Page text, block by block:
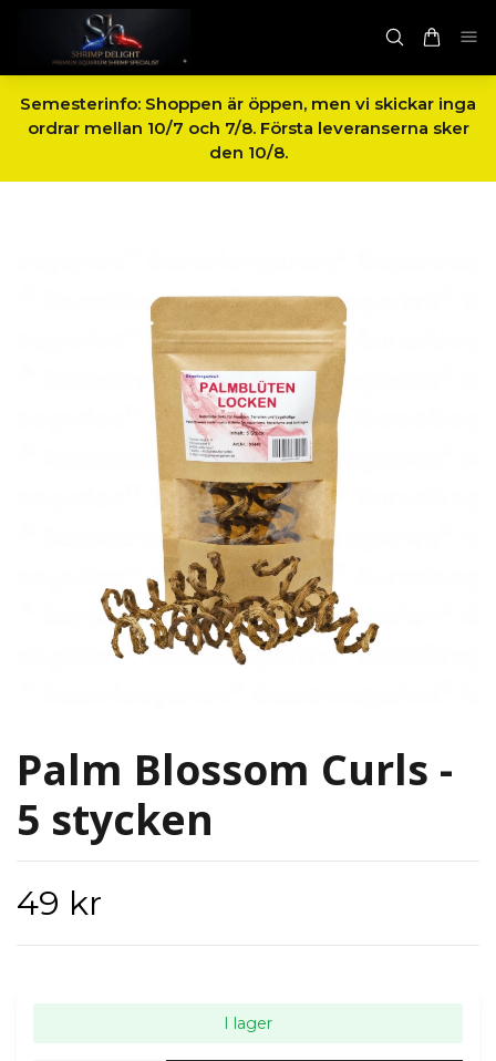
Semesterinfo: Shoppen är öppen, men vi skickar inga
ordrar mellan 10/7 och 7/8. Första leveranserna sker
den 10/8.
Palm Blossom Curls -
5 stycken
49 kr
I lager